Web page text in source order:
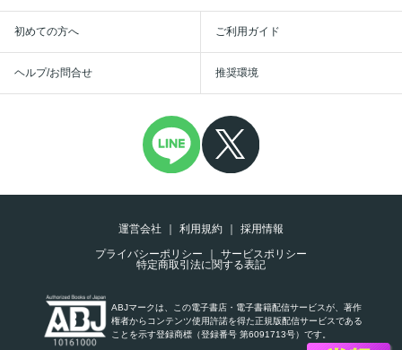
初めての方へ ご利用ガイド
ヘルプ/お問合せ 推奨環境
運営会社 利用規約
採用情報
プライバシーポリシー
サービスポリシー
特定商取引法に関する表記
ABJマークは、この電子書店・電子書籍配信サービスが、著作
権者からコンテンツ使用許諾を得た正規版配信サービスである
ことを示す登録商標（登録番号 第6091713号）です。